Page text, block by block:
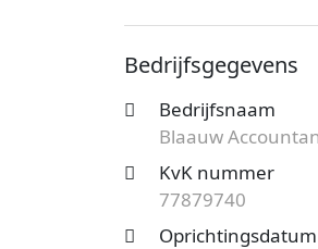
mogelijkheden?Start
het aanbod en
Bedrijfsgegevens
Bedrijfsnaam
Blaauw
KvK nummer
77879740
Oprichtingsdatum